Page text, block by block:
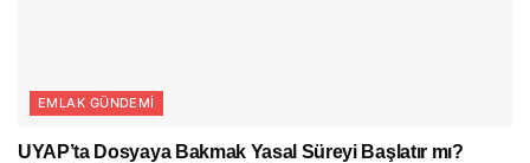
EMLAK GÜNDEMI
UYAP’ta Dosyaya Bakmak Yasal Süreyi Başlatır mı?